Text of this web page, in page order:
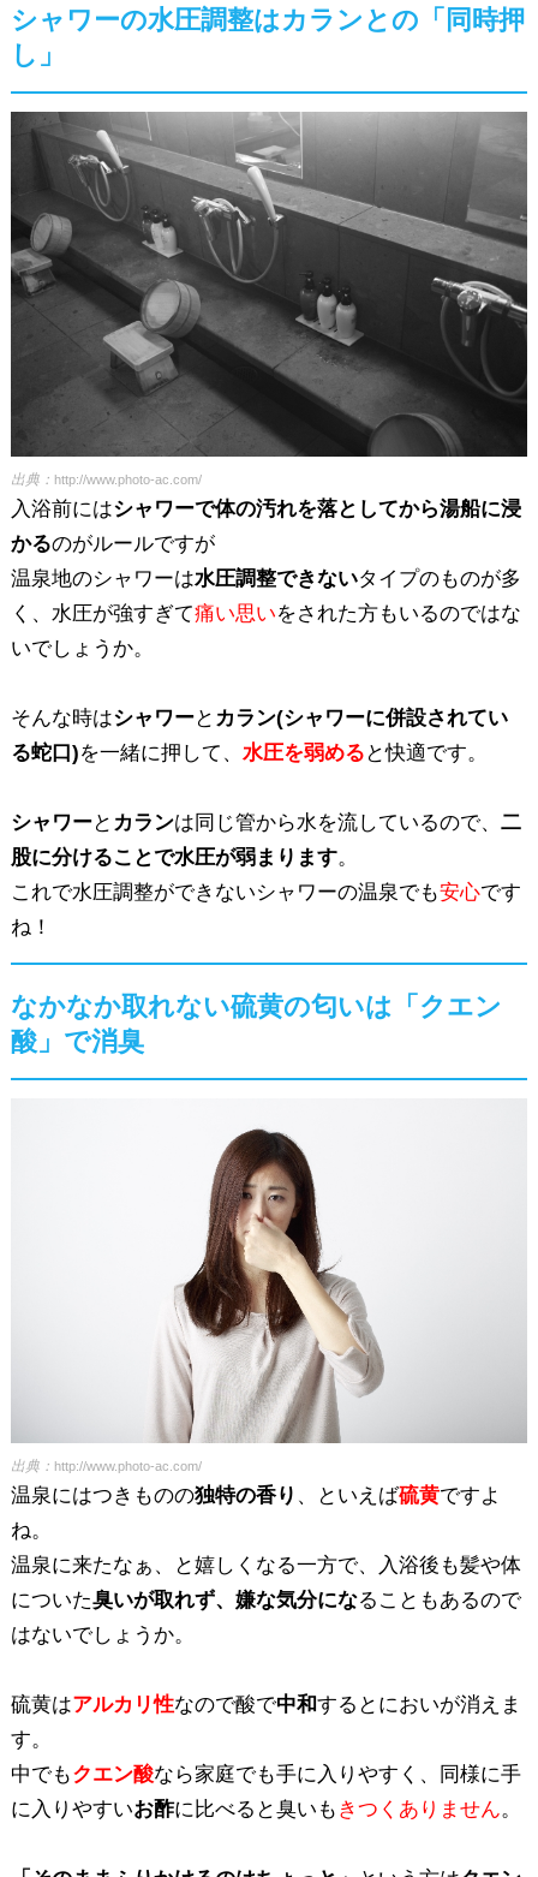
シャワーの水圧調整はカランとの「同時押
し」
出典： http://www.photo-ac.com/
入浴前にはシャワーで体の汚れを落としてから湯船に浸
かるのがルールですが
温泉地のシャワーは水圧調整できないタイプのものが多
く、水圧が強すぎて痛い思いをされた方もいるのではな
いでしょうか。
そんな時はシャワーと カラン(シャワーに併設されてい
る蛇口)を一緒に押して、 水圧を弱める と快適です。
シャワーと カランは同じ管から水を流しているので、 二
股に分けることで水圧が弱まります。
これで水圧調整ができないシャワーの温泉でも安心です
ね！
なかなか取れない硫黄の匂いは「クエン
酸」で消臭
出典： http://www.photo-ac.com/
温泉にはつきものの独特の香り 、といえば硫黄ですよ
ね。
温泉に来たなぁ、と嬉しくなる一方で、入浴後も髪や体
についた臭いが取れず、嫌な気分になることもあるので
はないでしょうか。
硫黄はアルカリ性なので酸で中和するとにおいが消えま
す。
中でもクエン酸なら家庭でも手に入りやすく、同様に手
に入りやすいお酢に比べると臭いも きつくありません。